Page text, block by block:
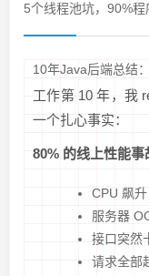
5个线程池坑，90%程
10年Java后端总结
工作第 10 年，我
一个扎心事实：
80% 的线上性能事
CPU 飙
服务器
接口突然
请求全部